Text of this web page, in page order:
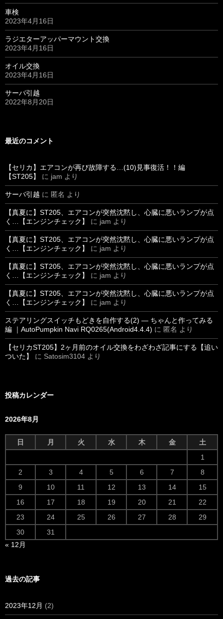
車検
2023年4月16日
ラジエターアッパーマウント交換
2023年4月16日
オイル交換
2023年4月16日
サーバ引越
2022年8月20日
最近のコメント
【セリカ】エアコンが再び故障する…(10)見事復活！！編
【ST205】
に jam より
サーバ引越 に 匿名 より
【真夏に】ST205、エアコンが突然沈黙し、心臓に悪いランプが点
く…【エンジンチェック】
に jam より
【真夏に】ST205、エアコンが突然沈黙し、心臓に悪いランプが点
く…【エンジンチェック】
に jam より
【真夏に】ST205、エアコンが突然沈黙し、心臓に悪いランプが点
く…【エンジンチェック】
に jam より
【真夏に】ST205、エアコンが突然沈黙し、心臓に悪いランプが点
く…【エンジンチェック】
に jam より
ステアリングスイッチもどきを自作する(2) ― ちゃんと作ってみる
編 ｜AutoPumpkin Navi RQ0265(Android4.4.4) に 匿名 より
【セリカST205】2ヶ月前のオイル交換をわざわざ記事にする【追い
ついた】
に Satosim3104 より
投稿カレンダー
2026年8月
日 月 火 水 木 金
土
1
2
3 4 5 6 7
8
9
10 11 12 13 14
15
16
17 18 19 20 21
22
23
24 25 26 27 28
29
30
31
« 12月
過去の記事
2023年12月 (2)